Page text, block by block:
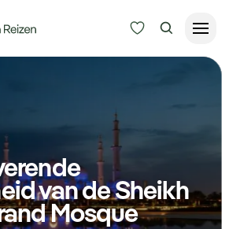
Alle bestemmingen
Type Reizen
Inspiratie
van de Sheikh
Mosque